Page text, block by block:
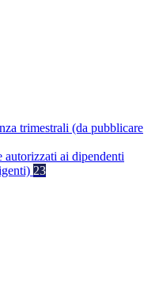
trimestrali (da pubblicare
ai dipendenti
23